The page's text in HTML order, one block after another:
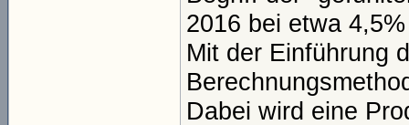
2016 bei etwa
Mit der Einführung
Dabei wird eine